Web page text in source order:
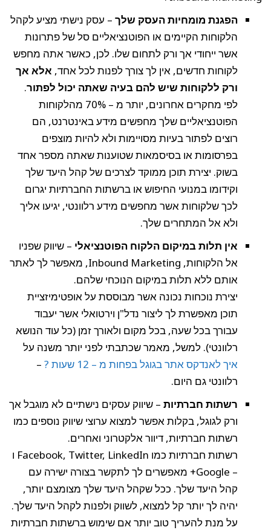
הפגנת מומחיות העסק שלך – עסק נישתי מציע לקהל
הלקוחות הקיימים או הפוטנציאליים סל של פתרונות
אשר ייחודי אך ורק לתחום שלו. לכן, כאשר אתה מחפש
לקוחות חדשים, אין לך צורך לפנות לכל אחד, אלא אך
ורק ללקוחות שיש להם בעיה שאתה יכול לפתור.
לפי מחקרים אחרונים, יותר מ – 70% מהלקוחות
הפוטנציאליים שלך מחפשים מידע באינטרנט, הם
רוצים לפתור בעיות מסויימות ולא להיות מוצפים
בפרסומות או בסיסמאות שטוענות שאתה מספר אחד
בשוק. יצירת תוכן ממוקד לצרכים של קהל היעד שלך
וקידומו במנועי החיפוש או ברשתות החברתיות יגרום
לכך שלקוחות אשר מחפשים מידע רלוונטי, יגיעו אליך
ולא אל המתחרים שלך.
אין תלות במיקום הלקוח הפוטנציאלי – שיווק שפניו
אל הלקוחות, Inbound Marketing, מאפשר לך לאתר
אותם ללא תלות במיקום הנוכחי שלהם.
יצירת נוכחות נכונה אשר מבוססת על אופטימיזציית
תוכן מאפשרת לך ליצור נדל"ן וירטואלי אשר יעבוד
עבורך בכל שעה, בכל מקום ולאורך זמן (כל עוד הנושא
רלוונטי). למשל, מאמר שכתבתי לפני יותר משנה על
איך לאנדקס אתר בגוגל בפחות מ – 12 שעות ?
–
רלוונטי גם היום.
רשתות חברתיות – שיווק עסקים נישתיים לא מוגבל אך
ורק לגוגל, בקלות אפשר למצוא ערוצי שיווק נוספים כמו
רשתות חברתיות, דיוור אלקטרוני ואחרים.
רשתות חברתיות כמו Facebook, Twitter, LinkedIn ו
– Google+ מאפשרים לך לתקשר בצורה ישירה עם
קהל היעד שלך. ככל שקהל היעד שלך מצומצם יותר,
יהיה לך יותר קל למצוא, לשווק ולפנות לקהל היעד שלך.
על מנת להעריך טוב יותר אם שימוש ברשתות חברתיות